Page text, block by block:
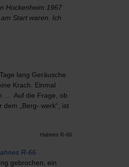
Hockenheim 1967
Start waren. Ich
lang Geräusche
Krach. Einmal
... Auf die Frage, ob
„Berg- werk“, ist
Hahnes R-66
gebrochen, ein